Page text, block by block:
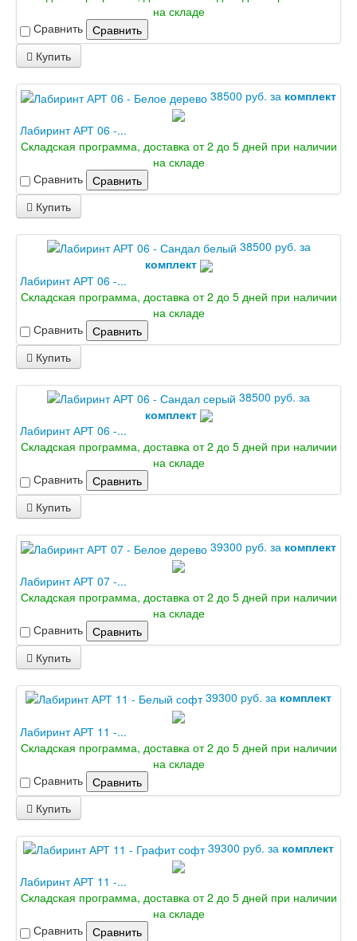
на складе
Сравнить Сравнить
Купить
38500 руб. за комплект
Лабиринт АРТ 06 -...
Складская программа, доставка от 2 до 5 дней при наличии
на складе
Сравнить Сравнить
Купить
38500 руб. за
комплект
Лабиринт АРТ 06 -...
Складская программа, доставка от 2 до 5 дней при наличии
на складе
Сравнить Сравнить
Купить
38500 руб. за
комплект
Лабиринт АРТ 06 -...
Складская программа, доставка от 2 до 5 дней при наличии
на складе
Сравнить Сравнить
Купить
39300 руб. за комплект
Лабиринт АРТ 07 -...
Складская программа, доставка от 2 до 5 дней при наличии
на складе
Сравнить Сравнить
Купить
39300 руб. за комплект
Лабиринт АРТ 11 -...
Складская программа, доставка от 2 до 5 дней при наличии
на складе
Сравнить Сравнить
Купить
39300 руб. за комплект
Лабиринт АРТ 11 -...
Складская программа, доставка от 2 до 5 дней при наличии
на складе
Сравнить Сравнить